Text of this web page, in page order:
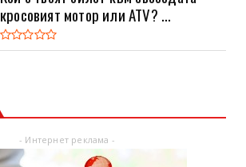
кросовият мотор или ATV? ...
- Интернет реклама -